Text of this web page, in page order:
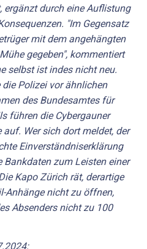
ergänzt durch eine Auflistung
"Im Gegensatz
mit dem angehängten
gegeben", kommentiert
selbst ist indes nicht neu.
Polizei vor ähnlichen
des Bundesamtes für
führen die Cybergauner
Wer sich dort meldet, der
Einverständniserklärung
zum Leisten einer
Kapo Zürich rät, derartige
Anhänge nicht zu öffnen,
Absenders nicht zu 100